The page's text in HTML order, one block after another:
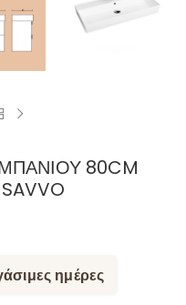
80CM
ημέρες